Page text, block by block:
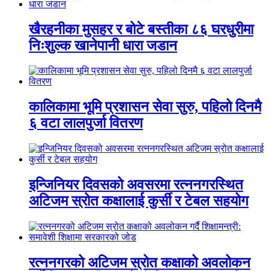
खैरहनीका मुसहर र बोटे बस्तीका ८६ घरधुरीमा
निःशुल्क खानेपानी धारा जडान
कालिकामा भूमि प्रशासन सेवा सुरु, पहिलो दिनमै
६ वटा लालपुर्जा वितरण
इन्जिनियर दिवसको अवसरमा रत्ननगरस्थित
अटिजम स्रोत कक्षालाई कुर्सी र टेबल सहयोग
रत्ननगरको अटिजम स्रोत कक्षाको अवलोकन